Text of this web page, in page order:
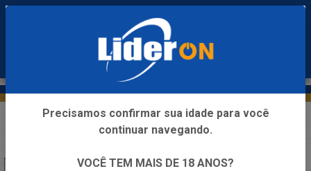
Precisamos confirmar sua idade para você
continuar navegando.
VOCÊ TEM MAIS DE 18 ANOS?